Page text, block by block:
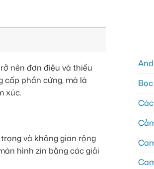
nên đơn điệu và thiếu
cấp phần cứng, mà là
xúc.
và không gian rộng
hình zin bằng các giải